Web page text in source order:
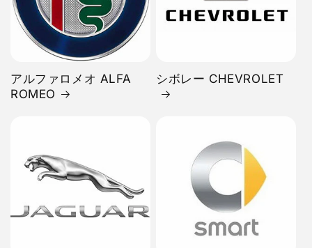
アルファロメオ ALFA
ROMEO
シボレー CHEVROLET